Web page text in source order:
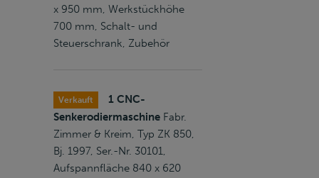
x 950 mm, Werkstückhöhe
700 mm, Schalt- und
Steuerschrank, Zubehör
Verkauft
1 CNC-
Senkerodiermaschine Fabr.
Zimmer & Kreim, Typ ZK 850,
Bj. 1997, Ser.-Nr. 30101,
Aufspannfläche 840 x 620